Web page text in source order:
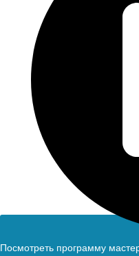
Посмотреть программу